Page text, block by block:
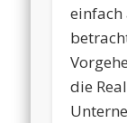
einfach
die